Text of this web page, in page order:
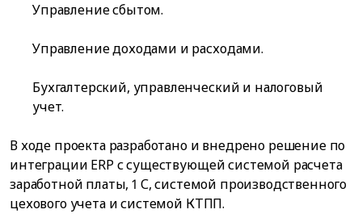
Управление сбытом.
Управление доходами и расходами.
Бухгалтерский, управленческий и налоговый
учет.
В ходе проекта разработано и внедрено решение по
интеграции ERP с существующей системой расчета
заработной платы, 1 С, системой производственного
цехового учета и системой КТПП.